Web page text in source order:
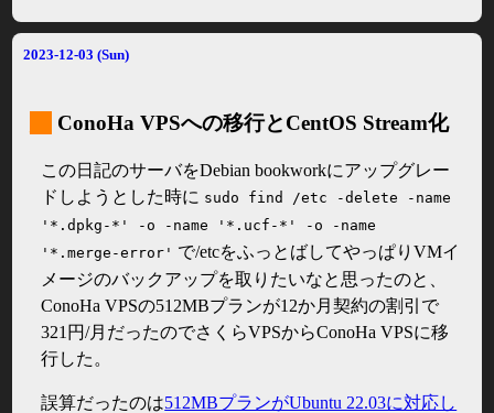
2023-12-03 (Sun)
ConoHa VPSへの移行とCentOS Stream化
この日記のサーバをDebian bookworkにアップグレー
ドしようとした時に sudo find /etc -delete -name
'*.dpkg-*' -o -name '*.ucf-*' -o -name
'*.merge-error' で/etcをふっとばしてやっぱりVMイ
メージのバックアップを取りたいなと思ったのと、
ConoHa VPSの512MBプランが12か月契約の割引で
321円/月だったのでさくらVPSからConoHa VPSに移
行した。
誤算だったのは512MBプランがUbuntu 22.03に対応し